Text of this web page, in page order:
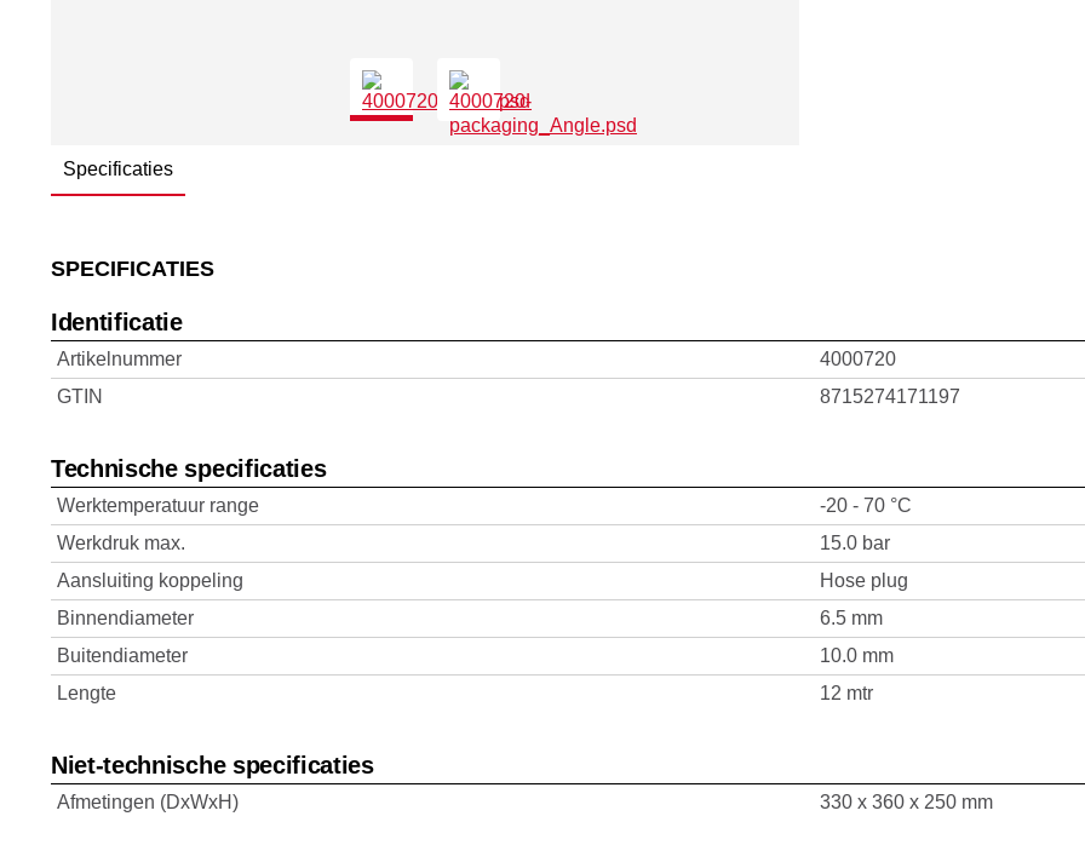
Specificaties
SPECIFICATIES
Identificatie
Artikelnummer
4000720
GTIN
8715274171197
Technische specificaties
Werktemperatuur range
-20 - 70 °C
Werkdruk max.
15.0 bar
Aansluiting koppeling
Hose plug
Binnendiameter
6.5 mm
Buitendiameter
10.0 mm
Lengte
12 mtr
Niet-technische specificaties
Afmetingen (DxWxH) 330 x 360 x 250 mm